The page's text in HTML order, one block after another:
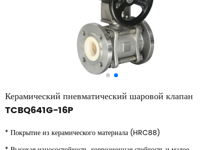
Керамический пневматический шаровой клапан
TCBQ641G-16P
* Покрытие из керамического материала (HRC88)